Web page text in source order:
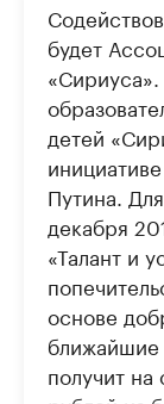
будет
детей
Путина.
декабря
«Талант и
основе
получит